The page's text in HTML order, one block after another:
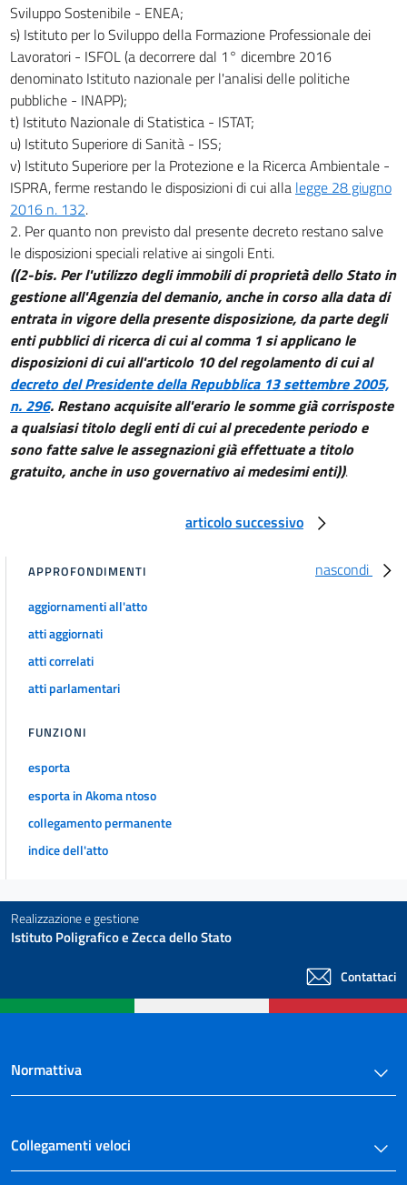
Sviluppo Sostenibile - ENEA;
s) Istituto per lo Sviluppo della Formazione Professionale dei
Lavoratori - ISFOL (a decorrere dal 1° dicembre 2016
denominato Istituto nazionale per l'analisi delle politiche
pubbliche - INAPP);
t) Istituto Nazionale di Statistica - ISTAT;
u) Istituto Superiore di Sanità - ISS;
v) Istituto Superiore per la Protezione e la Ricerca Ambientale -
ISPRA, ferme restando le disposizioni di cui alla legge 28 giugno
2016 n. 132.
2. Per quanto non previsto dal presente decreto restano salve
le disposizioni speciali relative ai singoli Enti.
((2-bis. Per l'utilizzo degli immobili di proprietà dello Stato in
gestione all'Agenzia del demanio, anche in corso alla data di
entrata in vigore della presente disposizione, da parte degli
enti pubblici di ricerca di cui al comma 1 si applicano le
disposizioni di cui all'articolo 10 del regolamento di cui al
decreto del Presidente della Repubblica 13 settembre 2005,
n. 296. Restano acquisite all'erario le somme già corrisposte
a qualsiasi titolo degli enti di cui al precedente periodo e
sono fatte salve le assegnazioni già effettuate a titolo
gratuito, anche in uso governativo ai medesimi enti)).
articolo successivo
nascondi
APPROFONDIMENTI
aggiornamenti all'atto
atti aggiornati
atti correlati
atti parlamentari
FUNZIONI
esporta
esporta in Akoma ntoso
collegamento permanente
indice dell'atto
Realizzazione e gestione
Istituto Poligrafico e Zecca dello Stato
Contattaci
Normattiva
Collegamenti veloci